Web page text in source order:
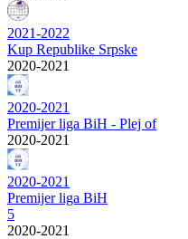
2021-2022
Kup Republike Srpske
2020-2021
2020-2021
Premijer liga BiH - Plej of
2020-2021
2020-2021
Premijer liga BiH
5
2020-2021